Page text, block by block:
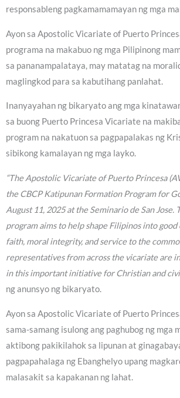
responsableng pagkamamamayan ng mga
Ayon sa Apostolic Vicariate of Puerto
programa na makabuo ng mga Pilipinong
sa pananampalataya, may matatag na
maglingkod para sa kabutihang panlahat.
Inanyayahan ng bikaryato ang mga
sa buong Puerto Princesa Vicariate na
program na nakatuon sa pagpapalakas ng
sibikong kamalayan ng mga layko.
“The Apostolic Vicariate of Puerto Princesa
the CBCP Katipunan Formation Program for
August 11, 2025 at the Seminario de San Jose.
program aims to help shape Filipinos into
faith, moral integrity, and service to the
representatives from across the vicariate are
in this important initiative for Christian and
ng anunsyo ng bikaryato.
Ayon sa Apostolic Vicariate of Puerto
sama-samang isulong ang paghubog ng mga
aktibong pakikilahok sa lipunan at
pagpapahalaga ng Ebanghelyo upang
malasakit sa kapakanan ng lahat.